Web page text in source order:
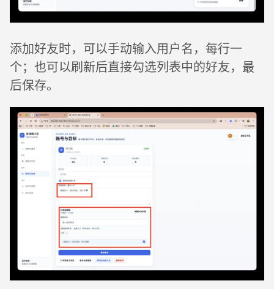
添加好友时，可以手动输入用户名，每行一
个；也可以刷新后直接勾选列表中的好友，最
后保存。